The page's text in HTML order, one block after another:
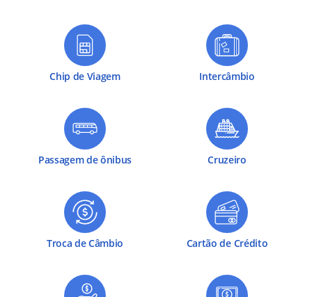
Chip de Viagem Intercâmbio
Passagem de ônibus Cruzeiro
Troca de Câmbio Cartão de Crédito